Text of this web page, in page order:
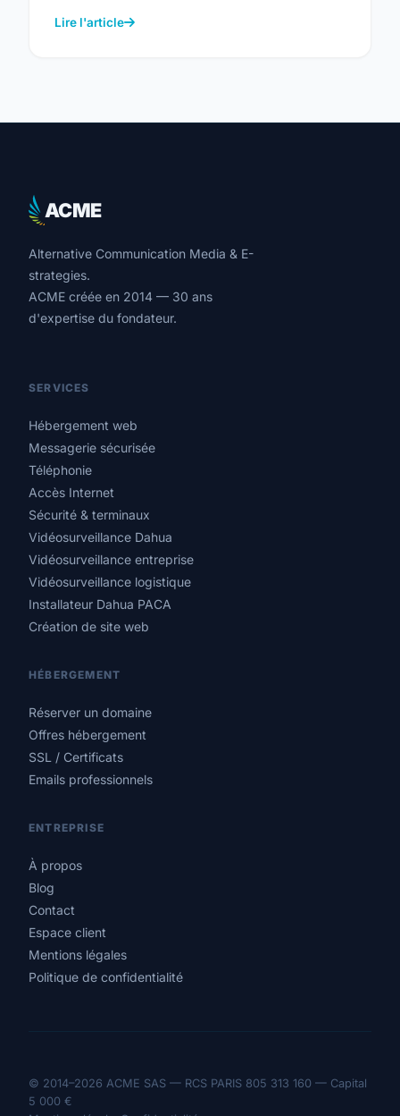
Lire l'article
Champ anti-bot — laisser vide
Prénom & Nom
Téléphone
Sujet
Demander à être rappelé
ACME
Alternative Communication Media & E-
strategies.
ACME créée en 2014 — 30 ans
d'expertise du fondateur.
SERVICES
Hébergement web
Messagerie sécurisée
Téléphonie
Accès Internet
Sécurité & terminaux
Vidéosurveillance Dahua
Vidéosurveillance entreprise
Vidéosurveillance logistique
Installateur Dahua PACA
Création de site web
HÉBERGEMENT
Réserver un domaine
Offres hébergement
SSL / Certificats
Emails professionnels
ENTREPRISE
À propos
Blog
Contact
Espace client
Mentions légales
Politique de confidentialité
© 2014–2026 ACME SAS — RCS PARIS 805 313 160 — Capital
5 000 €